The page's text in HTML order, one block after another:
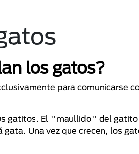
los gatos?
para comunicarse
gatitos. El "maullido" del gatito
Una vez que crecen, los